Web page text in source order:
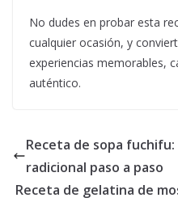
No dudes en probar esta
cualquier ocasión, y
experiencias memorables,
auténtico.
Receta de sopa
radicional paso a paso
Receta de gelatina de